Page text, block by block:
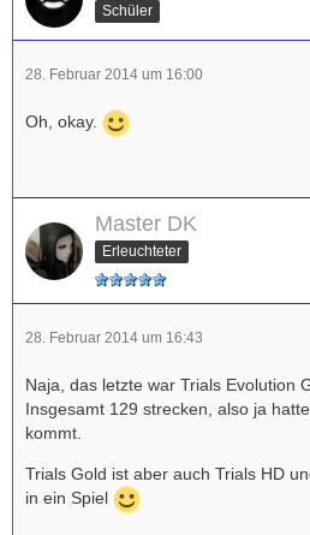
Schüler
28. Februar 2014 um 16:00
Oh, okay.
Master DK
Erleuchteter
28. Februar 2014 um 16:43
Naja, das letzte war Trials Evolution
Insgesamt 129 strecken, also ja
kommt.
Trials Gold ist aber auch Trials HD
in ein Spiel